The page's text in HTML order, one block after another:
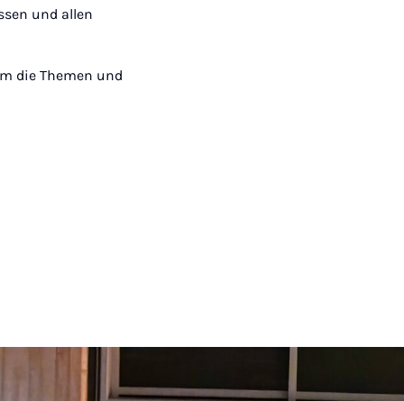
und allen
die Themen und